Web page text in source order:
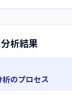
容が示され、行
。職員会議等にお
ている方向性を確
通理解に努めて
な計画や事業計画
性の共有化を図っ
明確化した長期
計画が策定されて
ンに向けた方向性
ます。中期経営計画
職員間で分析お
対応に努めていま
権についてマニュ
を活用し、意識向
会があり、危機
・災害情報等を収
ています。さら
理対応、散歩時等
起等、時期や地域
行っており、本
採用活動、ホー
就職フェア等を通
保に努めていま
接等を実施し、保
得て人材の確保に
・基本方針の実現を
年度具体的な目標を設
析結果
のプロセス